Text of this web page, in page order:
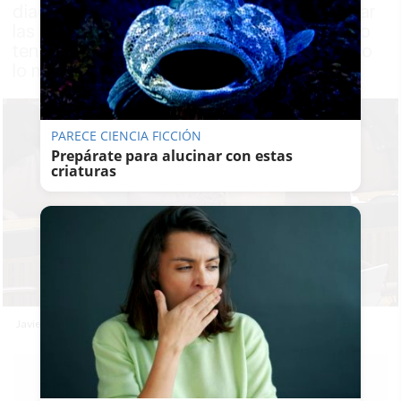
diagnosticado un cáncer y no pudo controlar
las lagrimas en mitad del pleno: "Sabe que lo
tengo siempre en mi pensamiento y le deseo
lo mejor"
Javier Imbroda emocinado en el parlamento andaluz.
VELÁZQUEZ
PARECE CIENCIA FICCIÓN
Prepárate para alucinar con estas
criaturas